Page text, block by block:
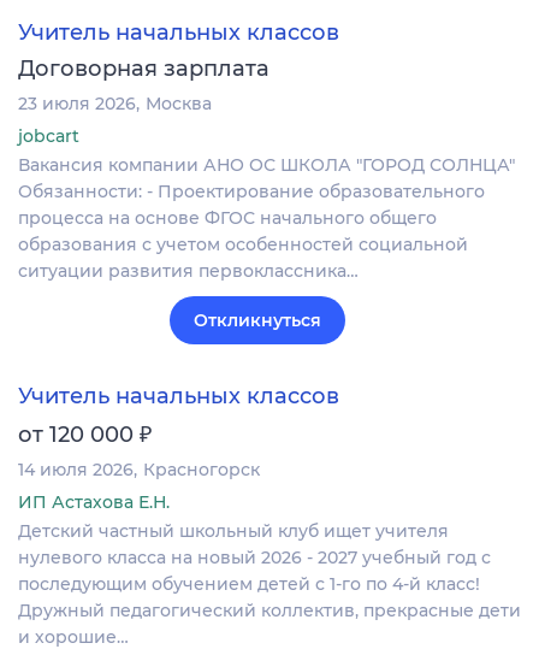
Учитель начальных классов
Договорная зарплата
23 июля 2026 Москва
jobcart
Вакансия компании АНО ОС ШКОЛА "ГОРОД СОЛНЦА"
Обязанности: - Проектирование образовательного
процесса на основе ФГОС начального общего
образования с учетом особенностей социальной
ситуации развития первоклассника…
Откликнуться
Учитель начальных классов
от 120 000 ₽
14 июля 2026 Красногорск
ИП Астахова Е.Н.
Детский частный школьный клуб ищет учителя
нулевого класса на новый 2026 - 2027 учебный год с
последующим обучением детей с 1-го по 4-й класс!
Дружный педагогический коллектив, прекрасные дети
и хорошие…